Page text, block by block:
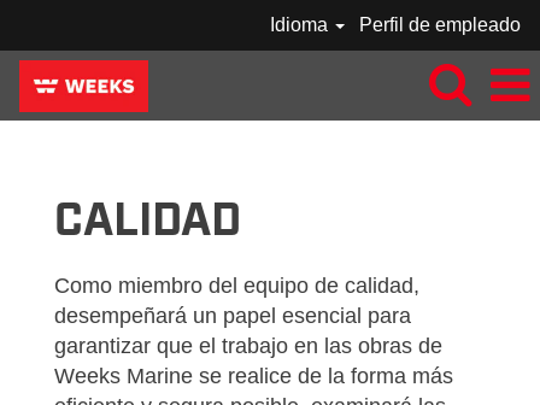
Idioma Perfil de empleado
CALIDAD
Como miembro del equipo de calidad,
desempeñará un papel esencial para
garantizar que el trabajo en las obras de
Weeks Marine se realice de la forma más